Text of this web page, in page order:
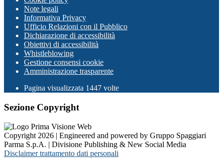
Note legali
Informativa Privacy
Ufficio Relazioni con il Pubblico
Dichiarazione di accessibilità
Obiettivi di accessibilità
Whistleblowing
Gestione consensi cookie
Amministrazione trasparente
Pagina visualizzata 1447 volte
Sezione Copyright
Copyright 2026 | Engineered and powered by Gruppo Spaggiari
Parma S.p.A. | Divisione Publishing & New Social Media
Disclaimer trattamento dati personali